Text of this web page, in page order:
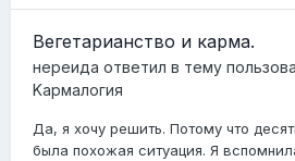
Вегетарианство и карма.
нереида ответил в тему
Kармалогия
Да, я хочу решить. Потому что
была похожая ситуация. Я